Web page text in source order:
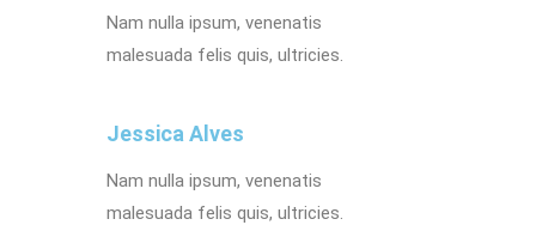
Nam nulla ipsum, venenatis
malesuada felis quis, ultricies.
Jessica Alves
Nam nulla ipsum, venenatis
malesuada felis quis, ultricies.